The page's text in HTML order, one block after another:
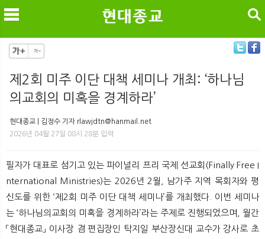
메
검색
제2회 미주 이단 대책 세미나 개최: ‘하나님
의교회의 미혹을 경계하라’
현대종교 | 김정수 기자 rlawjdtn@hanmail.net
2026년 04월 27일 08시 28분 입력
필자가 대표로 섬기고 있는 파이널리 프리 국제 선교회(Finally Free I
nternational Ministries)는 2026년 2월, 남가주 지역 목회자와 평
신도를 위한 ‘제2회 미주 이단 대책 세미나’를 개최했다. 이번 세미나
는 ‘하나님의교회의 미혹을 경계하라’라는 주제로 진행되었으며, 월간
「현대종교」 이사장 겸 편집장인 탁지일 부산장신대 교수가 강사로 초